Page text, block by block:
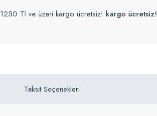
1250 Tl ve üzeri kargo ücretsiz! kargo ücretsiz!
Taksit Seçenekleri